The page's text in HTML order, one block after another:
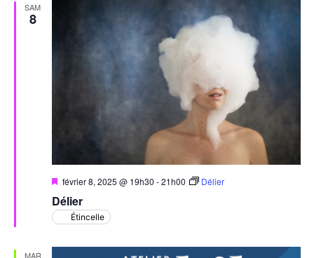
SAM
8
Délier
Mis
avant
février 8, 2025 @ 19h30 -21h00 Délier
Étincelle
MAR